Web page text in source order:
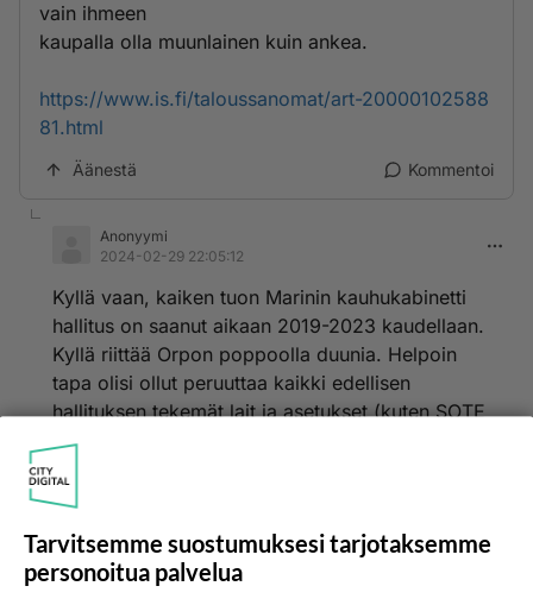
vain ihmeen
kaupalla olla muunlainen kuin ankea.
https://www.is.fi/taloussanomat/art-20000102588
81.html
Äänestä Kommentoi
Anonyymi
2024-02-29 22:05:12
Kyllä vaan, kaiken tuon Marinin kauhukabinetti
hallitus on saanut aikaan 2019-2023 kaudellaan.
Kyllä riittää Orpon poppoolla duunia. Helpoin
tapa olisi ollut peruuttaa kaikki edellisen
hallituksen tekemät lait ja asetukset (kuten SOTE
ja tunnin juna Turkuun) .
Anonyymi
2024-02-29 13:29:25
Tarvitsemme suostumuksesi tarjotaksemme
personoitua palvelua